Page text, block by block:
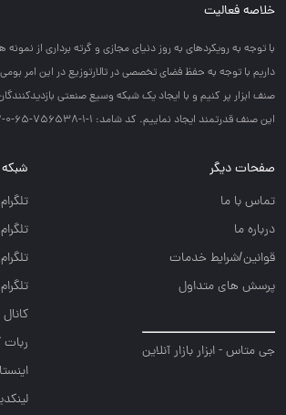
خلاصه فعالیت
با توجه به رويكردهاي به روز دنياي مجازي و گرته برداري از
داريم با توجه به حفظ فضاي تخصصي در تالارتوزيع در اين امر
صنف ابزار پر كنيم و با ايجاد يك شبكه وسيع صنعتي
اين صنف قدرتمند ايجاد نماييم. کد شامد: 1-1-756538-65-0-2
صفحات دیگر
تماس با ما
درباره ما
قوانین/شرایط خدمات
پرسش های متداول
جی متاس - ابزار بازار آنلاین
ربات